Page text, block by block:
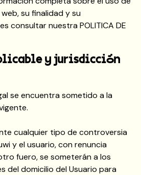
su finalidad y su
consultar nuestra POLITICA DE
y jurisdicción
se encuentra sometido a la
cualquier tipo de controversia
y el usuario, con renuncia
fuero, se someterán a los
del domicilio del Usuario para